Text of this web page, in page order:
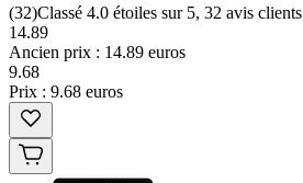
(32)Classé 4.0 étoiles sur 5, 32 avis clients
14.89
Ancien prix : 14.89 euros
9.68
Prix : 9.68 euros